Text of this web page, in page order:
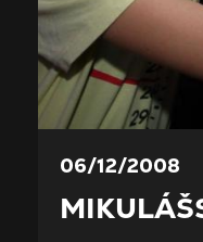
06/12/2008